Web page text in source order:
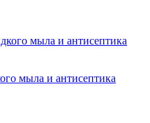
мыла и антисептика